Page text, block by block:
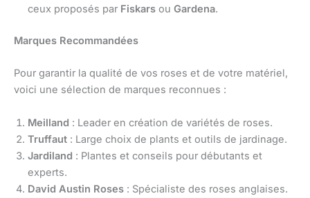
ceux proposés par Fiskars ou Gardena.
Marques Recommandées
Pour garantir la qualité de vos roses et de votre matériel,
voici une sélection de marques reconnues :
Meilland : Leader en création de variétés de roses.
Truffaut : Large choix de plants et outils de jardinage.
Jardiland : Plantes et conseils pour débutants et
experts.
David Austin Roses : Spécialiste des roses anglaises.